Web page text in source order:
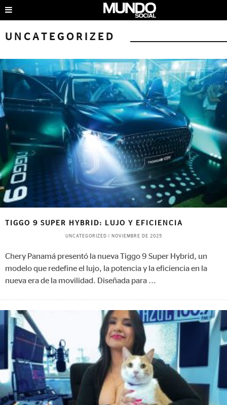
UNCATEGORIZED
TIGGO 9 SUPER HYBRID: LUJO Y EFICIENCIA
UNCATEGORIZED NOVIEMBRE DE 2025
Chery Panamá presentó la nueva Tiggo 9 Super Hybrid, un
modelo que redefine el lujo, la potencia y la eficiencia en la
nueva era de la movilidad. Diseñada para ...